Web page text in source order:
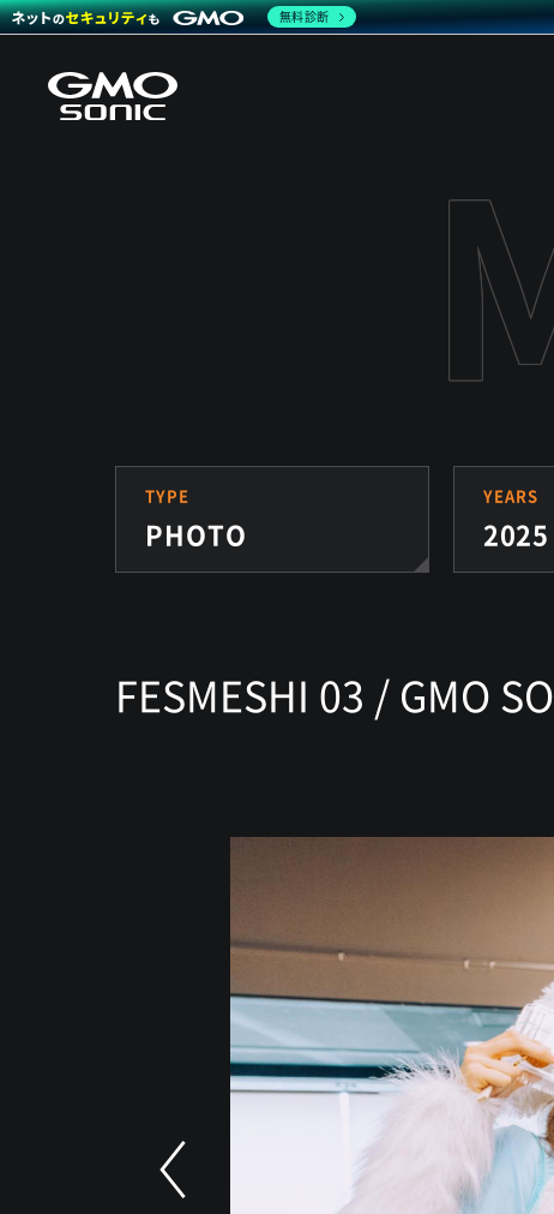
TYPE
PHOTO
YEARS
2025
FESMESHI 03 / GMO
無料診断